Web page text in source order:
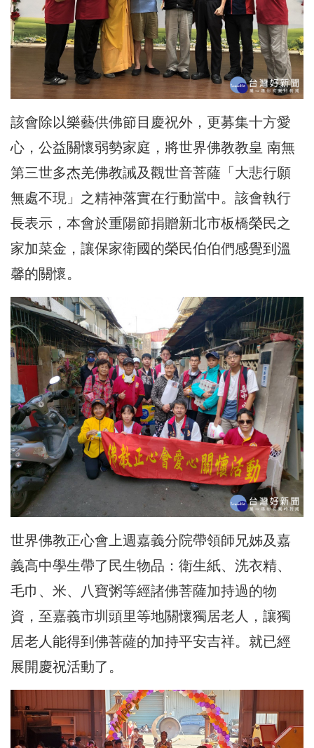
該會除以樂藝供佛節目慶祝外，更募集十方愛
心，公益關懷弱勢家庭，將世界佛教教皇 南無
第三世多杰羌佛教誡及觀世音菩薩「大悲行願
無處不現」之精神落實在行動當中。該會執行
長表示，本會於重陽節捐贈新北市板橋榮民之
家加菜金，讓保家衛國的榮民伯伯們感覺到溫
馨的關懷。
世界佛教正心會上週嘉義分院帶領師兄姊及嘉
義高中學生帶了民生物品：衛生紙、洗衣精、
毛巾、米、八寶粥等經諸佛菩薩加持過的物
資，至嘉義市圳頭里等地關懷獨居老人，讓獨
居老人能得到佛菩薩的加持平安吉祥。就已經
展開慶祝活動了。